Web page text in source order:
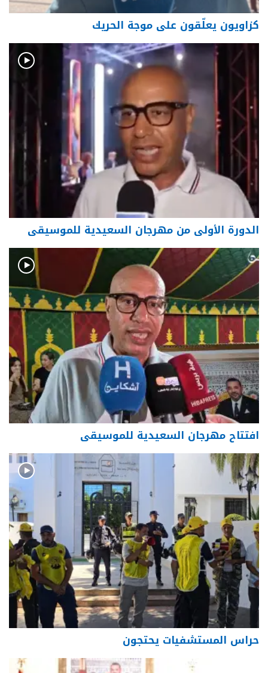
كزاويون يعلّقون على موجة الحريك
الدورة الأولى من مهرجان السعيدية للموسيقى
افتتاح مهرجان السعيدية للموسيقى
حراس المستشفيات يحتجون